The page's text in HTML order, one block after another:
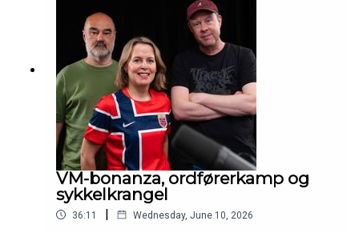
VM-bonanza, ordførerkamp og
sykkelkrangel
36:11 | Wednesday, June 10, 2026